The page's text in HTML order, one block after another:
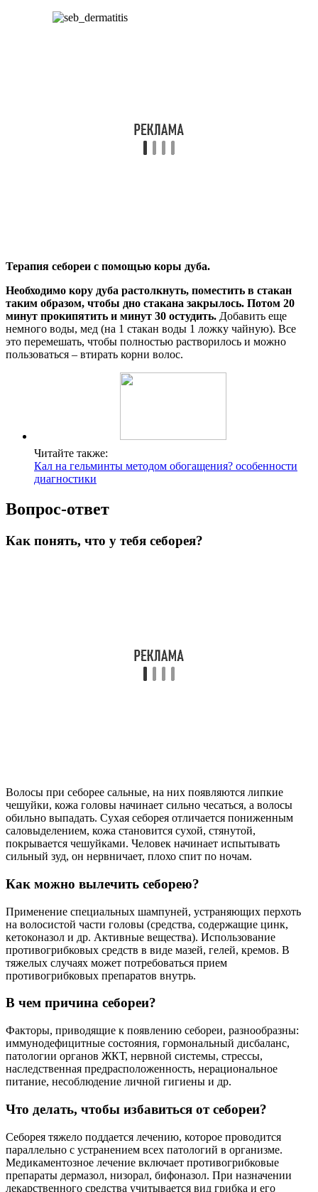
Терапия себореи с помощью коры дуба.
Необходимо кору дуба растолкнуть, поместить в стакан
таким образом, чтобы дно стакана закрылось. Потом 20
минут прокипятить и минут 30 остудить. Добавить еще
немного воды, мед (на 1 стакан воды 1 ложку чайную). Все
это перемешать, чтобы полностью растворилось и можно
пользоваться – втирать корни волос.
Читайте также:
Кал на гельминты методом обогащения? особенности
диагностики
Вопрос-ответ
Как понять, что у тебя себорея?
Волосы при себорее сальные, на них появляются липкие
чешуйки, кожа головы начинает сильно чесаться, а волосы
обильно выпадать. Сухая себорея отличается пониженным
саловыделением, кожа становится сухой, стянутой,
покрывается чешуйками. Человек начинает испытывать
сильный зуд, он нервничает, плохо спит по ночам.
Как можно вылечить себорею?
Применение специальных шампуней, устраняющих перхоть
на волосистой части головы (средства, содержащие цинк,
кетоконазол и др. Активные вещества). Использование
противогрибковых средств в виде мазей, гелей, кремов. В
тяжелых случаях может потребоваться прием
противогрибковых препаратов внутрь.
В чем причина себореи?
Факторы, приводящие к появлению себореи, разнообразны:
иммунодефицитные состояния, гормональный дисбаланс,
патологии органов ЖКТ, нервной системы, стрессы,
наследственная предрасположенность, нерациональное
питание, несоблюдение личной гигиены и др.
Что делать, чтобы избавиться от себореи?
Себорея тяжело поддается лечению, которое проводится
параллельно с устранением всех патологий в организме.
Медикаментозное лечение включает противогрибковые
препараты дермазол, низорал, бифоназол. При назначении
лекарственного средства учитывается вид грибка и его